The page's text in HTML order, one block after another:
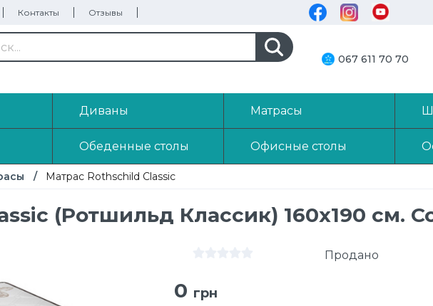
Контакты Отзывы
067 611 70 70
Диваны Матрасы
Обеденные столы Офисные столы
Матрас Rothschild Classic
(Ротшильд Классик) 160х190 см.
Продано
0 грн